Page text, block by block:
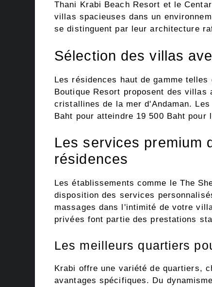
Thani Krabi Beach Resort et le
villas spacieuses dans un
se distinguent par leur architecture
Sélection des villas
Les résidences haut de gamme
Boutique Resort proposent des
cristallines de la mer d'Andaman.
Baht pour atteindre 19 500 Baht pour
Les services premium
résidences
Les établissements comme le The
disposition des services
massages dans l'intimité de votre
privées font partie des prestations
Les meilleurs quartiers
Krabi offre une variété de quartiers,
avantages spécifiques. Du